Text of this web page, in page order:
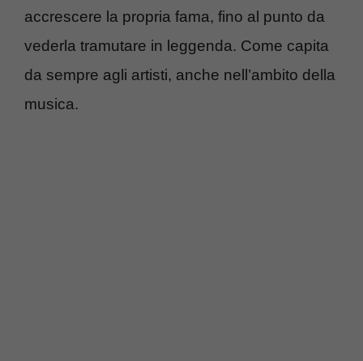
accrescere la propria fama, fino al punto da
vederla tramutare in leggenda. Come capita
da sempre agli artisti, anche nell’ambito della
musica.